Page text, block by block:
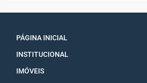
PÁGINA INICIAL
INSTITUCIONAL
IMÓVEIS